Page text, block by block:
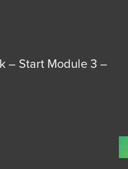
– Start Module 3 –